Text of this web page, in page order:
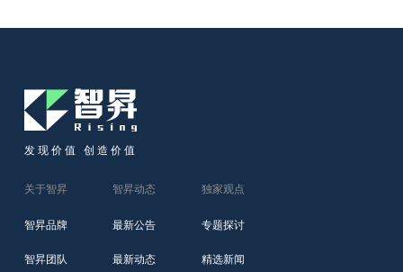
发现价值 创造价值
关于智昇
智昇品牌
智昇团队
智昇动态
最新公告
最新动态
独家观点
专题探讨
精选新闻